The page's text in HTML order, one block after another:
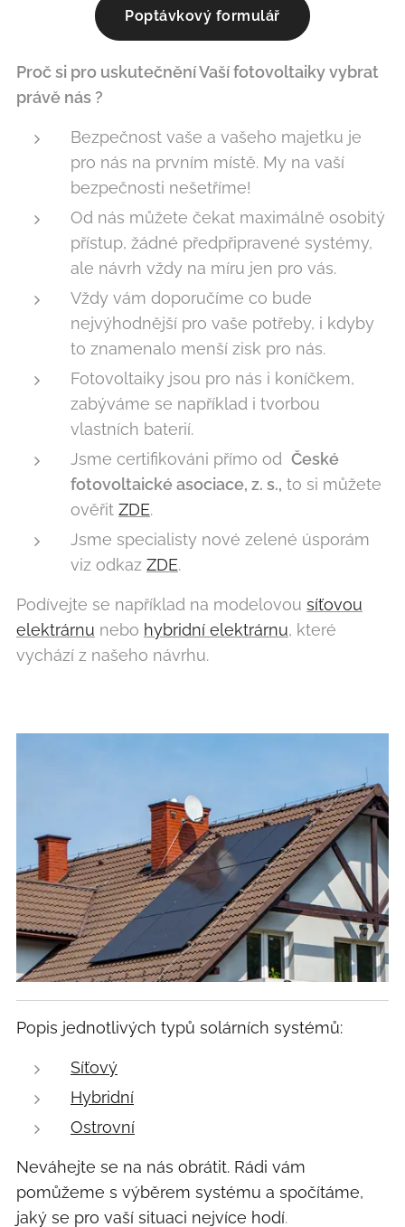
Poptávkový formulář
Proč si pro uskutečnění Vaší fotovoltaiky vybrat
právě nás ?
Bezpečnost vaše a vašeho majetku je
pro nás na prvním místě. My na vaší
bezpečnosti nešetříme!
Od nás můžete čekat maximálně osobitý
přístup, žádné předpřipravené systémy,
ale návrh vždy na míru jen pro vás.
Vždy vám doporučíme co bude
nejvýhodnější pro vaše potřeby, i kdyby
to znamenalo menší zisk pro nás.
Fotovoltaiky jsou pro nás i koníčkem,
zabýváme se například i tvorbou
vlastních baterií.
Jsme certifikováni přímo od České
fotovoltaické asociace, z. s., to si můžete
ověřit ZDE.
Jsme specialisty nové zelené úsporám
viz odkaz ZDE.
Podívejte se například na modelovou síťovou
elektrárnu nebo hybridní elektrárnu, které
vychází z našeho návrhu.
Popis jednotlivých typů solárních systémů:
Síťový
Hybridní
Ostrovní
Neváhejte se na nás obrátit. Rádi vám
pomůžeme s výběrem systému a spočítáme,
jaký se pro vaší situaci nejvíce hodí.